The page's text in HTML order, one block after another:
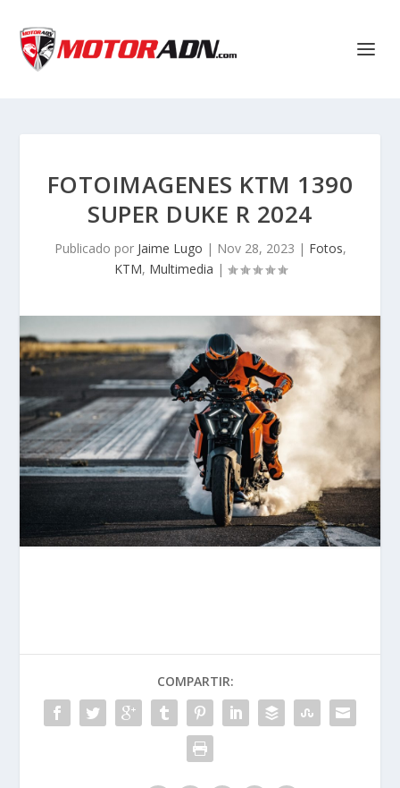
FOTOIMAGENES KTM 1390
SUPER DUKE R 2024
Publicado por Jaime Lugo | Nov 28, 2023 | Fotos,
KTM, Multimedia |
COMPARTIR: